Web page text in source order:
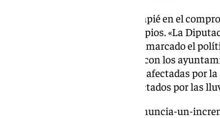
En este sentido, ha hecho hincapié en el
provincial con todos los municipios. «La
y de desarrollo de Málaga», ha remarcado el
aporta la institución que dirige con los
de euros más para las personas afectadas por
más», ha indicado sobre los afectados por las
https://www.101tv.es/salado-anuncia-un-